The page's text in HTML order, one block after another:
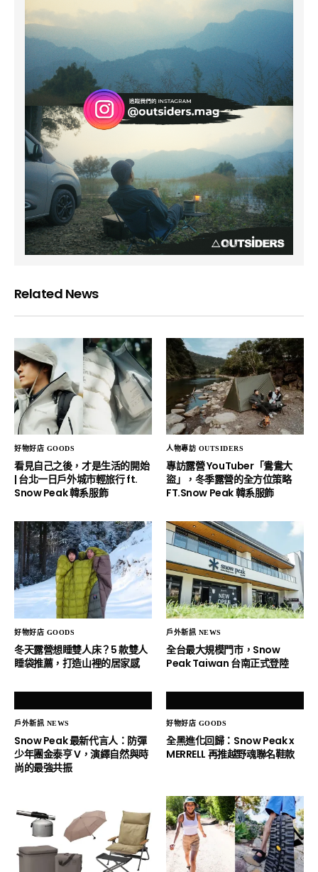
Related News
好物好店 GOODS
看見自己之後，才是生活的開始
| 台北一日戶外城市輕旅行 ft.
Snow Peak 韓系服飾
人物專訪 OUTSIDERS
專訪露營 YouTuber「鴦鴦大
盜」，冬季露營的全方位策略
FT.Snow Peak 韓系服飾
好物好店 GOODS
冬天露營想睡雙人床？5 款雙人
睡袋推薦，打造山裡的居家感
戶外新訊 NEWS
全台最大規模門市，Snow
Peak Taiwan 台南正式登陸
戶外新訊 NEWS
Snow Peak 最新代言人：防彈
少年團金泰亨 V，演繹自然與時
尚的最強共振
好物好店 GOODS
全黑進化回歸：Snow Peak x
MERRELL 再推越野魂聯名鞋款